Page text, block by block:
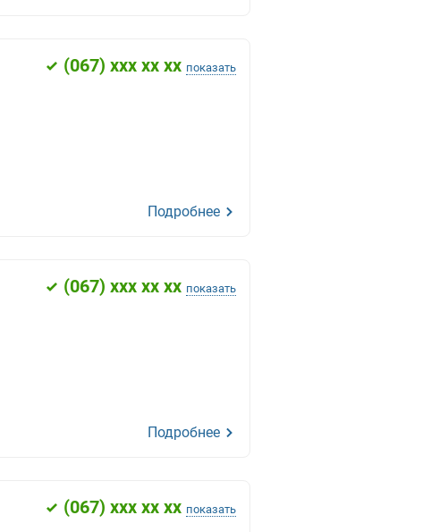
(067) xxx xx xx показать
Подробнее
(067) xxx xx xx показать
Подробнее
(067) xxx xx xx показать